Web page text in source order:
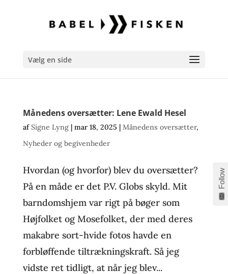
Vælg en side
Månedens oversætter: Lene Ewald Hesel
afSigne Lyng| mar 18, 2025 | Månedens oversætter,
Nyheder og begivenheder
Hvordan (og hvorfor) blev du oversætter?
På en måde er det P.V. Globs skyld. Mit
barndomshjem var rigt på bøger som
Højfolket og Mosefolket, der med deres
makabre sort-hvide fotos havde en
forbløffende tiltrækningskraft. Så jeg
vidste ret tidligt, at når jeg blev...
Follow